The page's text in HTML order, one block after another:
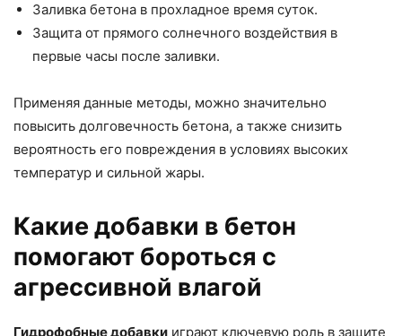
Заливка бетона в прохладное время суток.
Защита от прямого солнечного воздействия в
первые часы после заливки.
Применяя данные методы, можно значительно
повысить долговечность бетона, а также снизить
вероятность его повреждения в условиях высоких
температур и сильной жары.
Какие добавки в бетон
помогают бороться с
агрессивной влагой
Гидрофобные добавки играют ключевую роль в защите